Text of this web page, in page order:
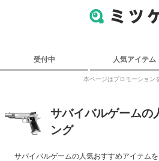
受付中 人気アイテム
本ページはプロモーション
サバイバルゲームの
ング
サバイバルゲームの人気おすすめアイテム